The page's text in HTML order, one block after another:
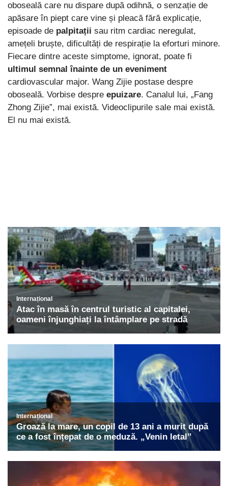
oboseală care nu dispare după odihnă, o senzație de
apăsare în piept care vine și pleacă fără explicație,
episoade de palpitații sau ritm cardiac neregulat,
amețeli bruște, dificultăți de respirație la eforturi minore.
Fiecare dintre aceste simptome, ignorat, poate fi
ultimul semnal înainte de un eveniment
cardiovascular major. Wang Zijie postase despre
oboseală. Vorbise despre epuizare. Canalul lui, „Fang
Zhong Zijie”, mai există. Videoclipurile sale mai există.
El nu mai există.